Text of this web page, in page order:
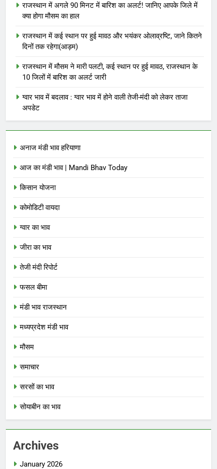
राजस्थान में अगले 90 मिनट में बारिश का अलर्ट! जानिए आपके जिले में
क्या होगा मौसम का हाल
राजस्थान में कई स्थान पर हुई मावठ और भयंकर ओलाव्रष्टि, जाने कितने
दिनों तक रहेगा(आड़म)
राजस्थान में मौसम ने मारी पलटी, कई स्थान पर हुई मावठ, राजस्थान के
10 जिलों में बारिश का अलर्ट जारी
ग्वार भाव में बदलाव : ग्वार भाव में होने वाली तेजी-मंदी को लेकर ताजा
अपडेट
अनाज मंडी भाव हरियाणा
आज का मंडी भाव | Mandi Bhav Today
किसान योजना
कोमोडिटी वायदा
ग्वार का भाव
जीरा का भाव
तेजी मंदी रिपोर्ट
फसल बीमा
मंडी भाव राजस्थान
मध्यप्रदेश मंडी भाव
मौसम
समाचार
सरसों का भाव
सोयाबीन का भाव
Archives
January 2026